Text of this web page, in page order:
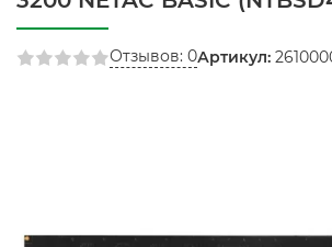
Отзывов: 0Артикул: